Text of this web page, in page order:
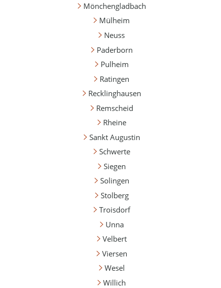
Mönchengladbach
Mülheim
Neuss
Paderborn
Pulheim
Ratingen
Recklinghausen
Remscheid
Rheine
Sankt Augustin
Schwerte
Siegen
Solingen
Stolberg
Troisdorf
Unna
Velbert
Viersen
Wesel
Willich